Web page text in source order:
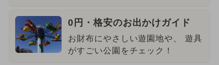
0円・格安のお出かけガイド
お財布にやさしい遊園地や、 遊具
がすごい公園をチェック！